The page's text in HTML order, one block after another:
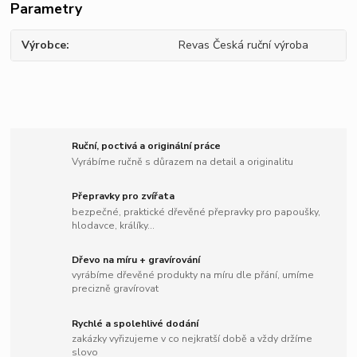
Parametry
Výrobce Revas Česká ruční výroba
Ruční, poctivá a originální práce
Vyrábíme ručně s důrazem na detail a originalitu
Přepravky pro zvířata
bezpečné, praktické dřevěné přepravky pro papoušky,
hlodavce, králíky...
Dřevo na míru + gravírování
vyrábíme dřevěné produkty na míru dle přání, umíme
precizně gravírovat
Rychlé a spolehlivé dodání
zakázky vyřizujeme v co nejkratší době a vždy držíme
slovo